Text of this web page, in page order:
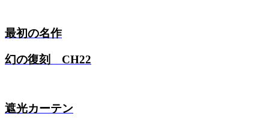
最初の名作
幻の復刻 CH22
遮光カーテン